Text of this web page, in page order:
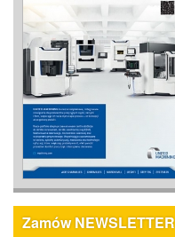
Zamów NEWSLETTER